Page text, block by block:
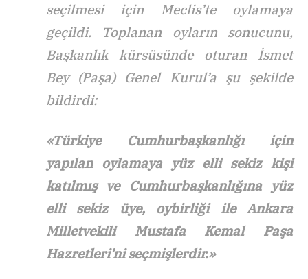
seçilmesi için Meclis’te oylamaya
geçildi. Toplanan oyların sonucunu,
Başkanlık kürsüsünde oturan İsmet
Bey (Paşa) Genel Kurul’a şu şekilde
bildirdi:
«Türkiye Cumhurbaşkanlığı için
yapılan oylamaya yüz elli sekiz kişi
katılmış ve Cumhurbaşkanlığına yüz
elli sekiz üye, oybirliği ile Ankara
Milletvekili Mustafa Kemal Paşa
Hazretleri’ni seçmişlerdir.»